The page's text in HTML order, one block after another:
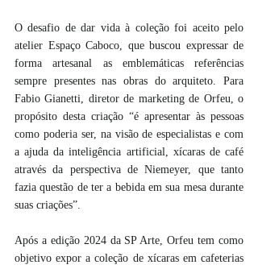
O desafio de dar vida à coleção foi aceito pelo
atelier Espaço Caboco, que buscou expressar de
forma artesanal as emblemáticas referências
sempre presentes nas obras do arquiteto. Para
Fabio Gianetti, diretor de marketing de Orfeu, o
propósito desta criação “é apresentar às pessoas
como poderia ser, na visão de especialistas e com
a ajuda da inteligência artificial, xícaras de café
através da perspectiva de Niemeyer, que tanto
fazia questão de ter a bebida em sua mesa durante
suas criações”.
Após a edição 2024 da SP Arte, Orfeu tem como
objetivo expor a coleção de xícaras em cafeterias